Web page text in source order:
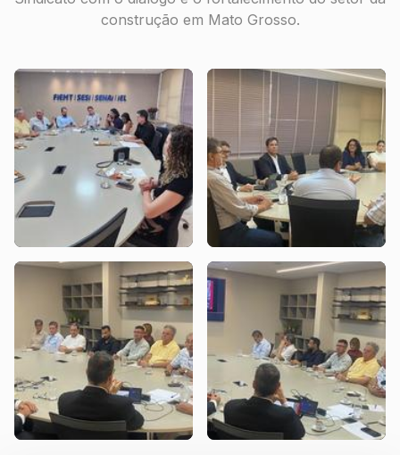
construção em Mato Grosso.
111
REUN.DIR. 04.11-FOTO
9
REUN.DIR. 04.11-FOTO
6
REUN.DIR. 04.11-FOTO
5